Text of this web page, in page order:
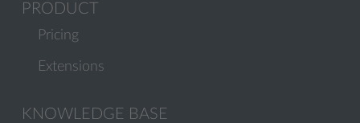
PRODUCT
Pricing
Extensions
KNOWLEDGE BASE